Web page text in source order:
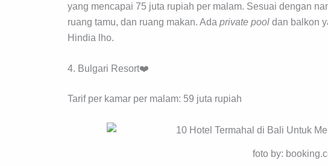
yang mencapai 75 juta rupiah per malam. Sesuai dengan
ruang tamu, dan ruang makan. Ada private pool dan balkon
Hindia lho.
4. Bulgari Resort❤️
Tarif per kamar per malam: 59 juta rupiah
foto by: